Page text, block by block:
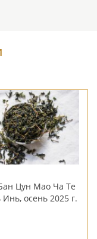
Цун Мао Ча Те
Инь, осень 2025 г.